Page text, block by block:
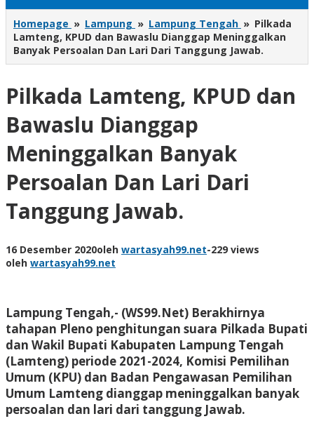
Homepage » Lampung » Lampung Tengah » Pilkada
Lamteng, KPUD dan Bawaslu Dianggap Meninggalkan
Banyak Persoalan Dan Lari Dari Tanggung Jawab.
Pilkada Lamteng, KPUD dan
Bawaslu Dianggap
Meninggalkan Banyak
Persoalan Dan Lari Dari
Tanggung Jawab.
16 Desember 2020oleh wartasyah99.net-229 views
oleh wartasyah99.net
Lampung Tengah,- (WS99.Net) Berakhirnya
tahapan Pleno penghitungan suara Pilkada Bupati
dan Wakil Bupati Kabupaten Lampung Tengah
(Lamteng) periode 2021-2024, Komisi Pemilihan
Umum (KPU) dan Badan Pengawasan Pemilihan
Umum Lamteng dianggap meninggalkan banyak
persoalan dan lari dari tanggung Jawab.